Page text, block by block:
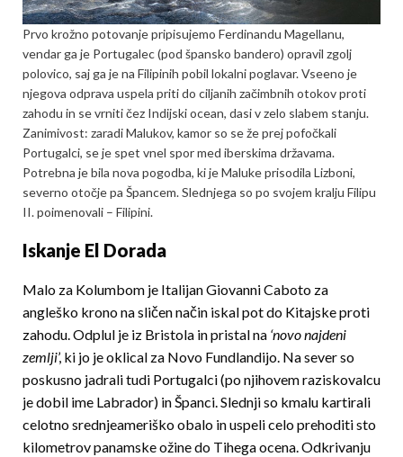
Prvo krožno potovanje pripisujemo Ferdinandu Magellanu,
vendar ga je Portugalec (pod špansko bandero) opravil zgolj
polovico, saj ga je na Filipinih pobil lokalni poglavar. Vseeno je
njegova odprava uspela priti do ciljanih začimbnih otokov proti
zahodu in se vrniti čez Indijski ocean, dasi v zelo slabem stanju.
Zanimivost: zaradi Malukov, kamor so se že prej pofočkali
Portugalci, se je spet vnel spor med iberskima državama.
Potrebna je bila nova pogodba, ki je Maluke prisodila Lizboni,
severno otočje pa Špancem. Slednjega so po svojem kralju Filipu
II. poimenovali – Filipini.
Iskanje El Dorada
Malo za Kolumbom je Italijan Giovanni Caboto za
angleško krono na sličen način iskal pot do Kitajske proti
zahodu. Odplul je iz Bristola in pristal na ‘novo najdeni
zemlji’, ki jo je oklical za Novo Fundlandijo. Na sever so
poskusno jadrali tudi Portugalci (po njihovem raziskovalcu
je dobil ime Labrador) in Španci. Slednji so kmalu kartirali
celotno srednjeameriško obalo in uspeli celo prehoditi sto
kilometrov panamske ožine do Tihega ocena. Odkrivanju